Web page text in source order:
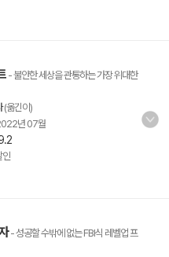
- 불안한 세상을 관통하는 가장 위대한
(옮긴이)
년 07월
인
- 성공할 수밖에 없는 FBI식 레벨업 프